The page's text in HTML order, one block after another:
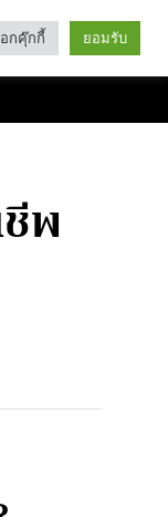
พ
อกคุ๊กกี้ ยอมรับ